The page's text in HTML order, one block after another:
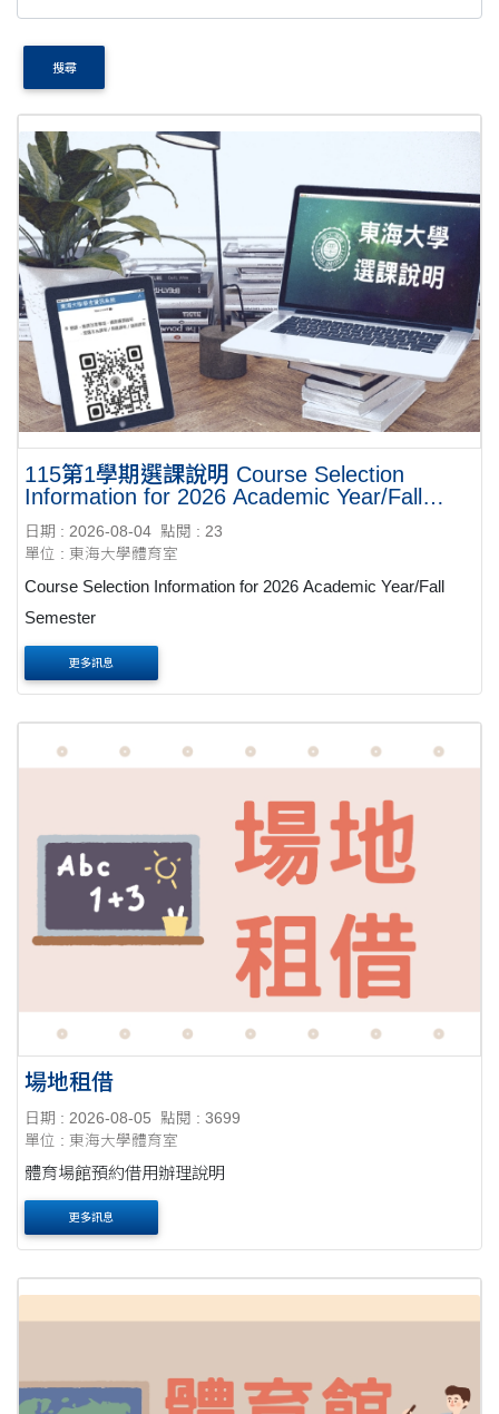
搜尋
115第1學期選課說明 Course Selection
Information for 2026 Academic Year/Fall
Semester
日期 : 2026-08-04 點閱 : 23
單位 : 東海大學體育室
Course Selection Information for 2026 Academic Year/Fall
Semester
更多訊息
場地租借
日期 : 2026-08-05
點閱 : 3699
單位 : 東海大學體育室
體育場館預約借用辦理說明
更多訊息